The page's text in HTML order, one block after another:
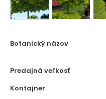
Botanický názov
Predajná veľkosť
Kontajner